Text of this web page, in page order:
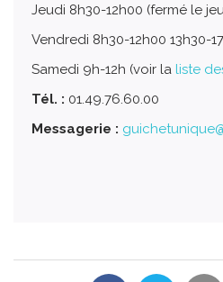
Jeudi 8h30-12h00 (fermé le
Vendredi 8h30-12h00 13h30-
Samedi 9h-12h (voir la liste
Tél. : 01.49.76.60.00
Messagerie :